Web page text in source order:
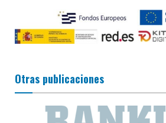
Otras publicaciones